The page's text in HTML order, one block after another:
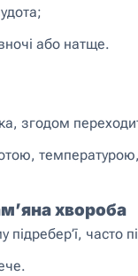
або натще.
згодом
хвороба
підребер’ї, часто